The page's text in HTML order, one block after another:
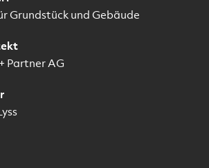
Grundstück und Gebäude
Partner AG